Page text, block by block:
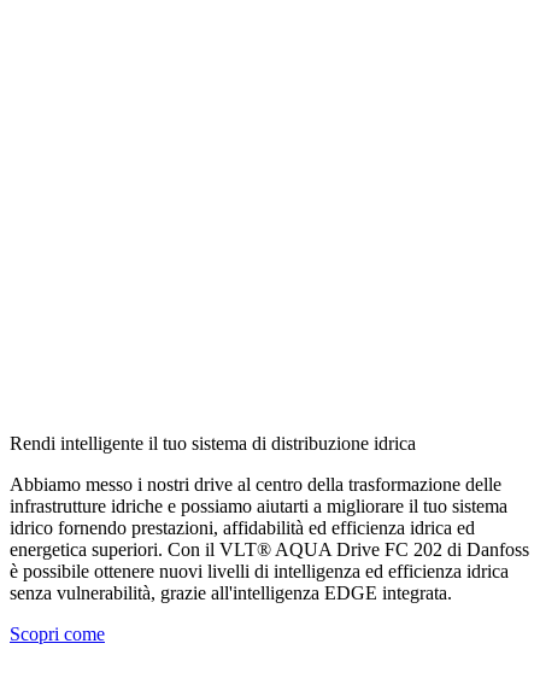
Rendi intelligente il tuo sistema di distribuzione idrica
Abbiamo messo i nostri drive al centro della trasformazione delle
infrastrutture idriche e possiamo aiutarti a migliorare il tuo sistema
idrico fornendo prestazioni, affidabilità ed efficienza idrica ed
energetica superiori. Con il VLT® AQUA Drive FC 202 di Danfoss
è possibile ottenere nuovi livelli di intelligenza ed efficienza idrica
senza vulnerabilità, grazie all'intelligenza EDGE integrata.
Scopri come